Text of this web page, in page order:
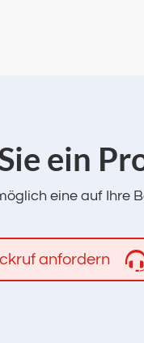
ein
eine auf Ihre
anfordern